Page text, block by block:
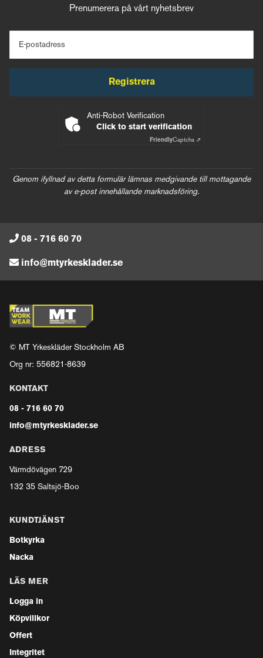
Prenumerera på vårt nyhetsbrev
E-postadress
Registrera
Anti-Robot Verification
Click to start verification
FriendlyCaptcha ⇗
Genom ifyllnad av detta formulär lämnas medgivande till mottagande
av e-post innehållande marknadsföring.
08 - 716 60 70
info@mtyrkesklader.se
© MT Yrkeskläder Stockholm AB
Org nr: 556821-8639
KONTAKT
08 - 716 60 70
info@mtyrkesklader.se
ADRESS
Värmdövägen 729
132 35 Saltsjö-Boo
KUNDTJÄNST
Botkyrka
Nacka
LÄS MER
Logga in
Köpvillkor
Offert
Integritet